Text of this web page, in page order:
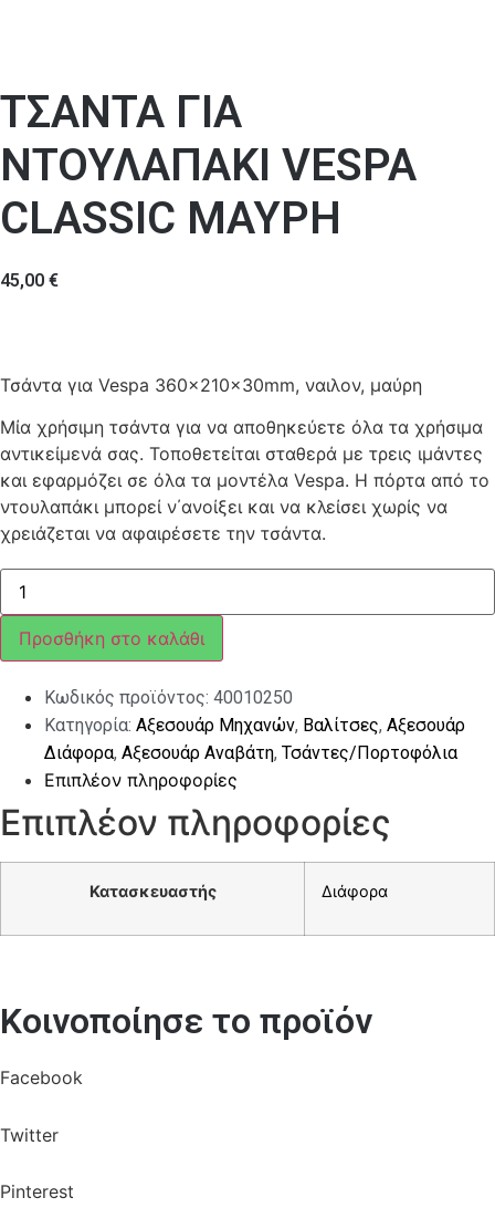
ΤΣΑΝΤΑ ΓΙΑ
ΝΤΟΥΛΑΠΑΚΙ VESPA
CLASSIC ΜΑΥΡΗ
45,00 €
Τσάντα για Vespa 360x210x30mm, ναιλον, μαύρη
Μία χρήσιμη τσάντα για να αποθηκεύετε όλα τα χρήσιμα
αντικείμενά σας. Τοποθετείται σταθερά με τρεις ιμάντες
και εφαρμόζει σε όλα τα μοντέλα Vespa. H πόρτα από το
ντουλαπάκι μπορεί ν΄ανοίξει και να κλείσει χωρίς να
χρειάζεται να αφαιρέσετε την τσάντα.
ΤΣΑΝΤΑ
ΓΙΑ
ΝΤΟΥΛΑΠΑΚΙ
VESPA
CLASSIC
ΜΑΥΡΗ
Προσθήκη στο καλάθι
Κωδικός προϊόντος: 40010250
Κατηγορία: Αξεσουάρ Μηχανών, Βαλίτσες, Αξεσουάρ
Διάφορα, Αξεσουάρ Αναβάτη, Τσάντες/Πορτοφόλια
Επιπλέον πληροφορίες
Επιπλέον πληροφορίες
Κατασκευαστής Διάφορα
Κοινοποίησε το προϊόν
Facebook
Twitter
Pinterest